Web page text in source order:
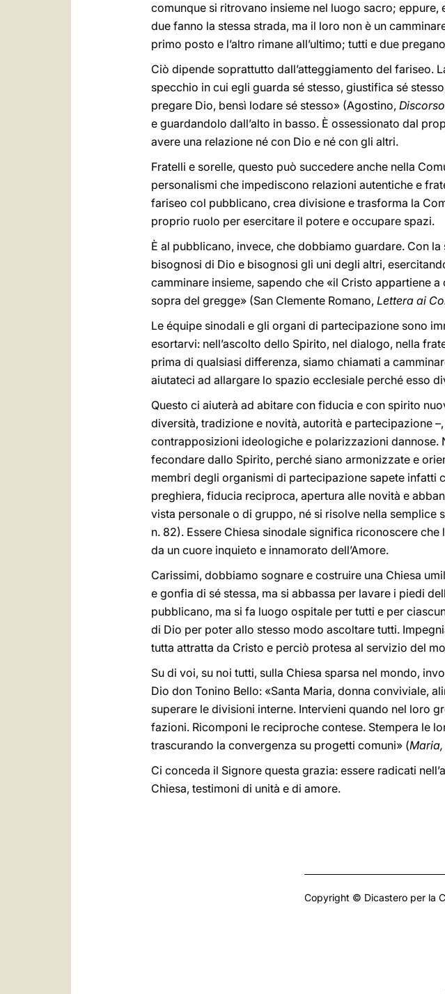
comunque si ritrovano insieme nel luogo sacro; eppure,
due fanno la stessa strada, ma il loro non è un
primo posto e l’altro rimane all’ultimo; tutti e due
Ciò dipende soprattutto dall’atteggiamento del fariseo.
specchio in cui egli guarda sé stesso, giustifica sé
pregare Dio, bensì lodare sé stesso» (Agostino, Discorso
e guardandolo dall’alto in basso. È ossessionato dal
avere una relazione né con Dio e né con gli altri.
Fratelli e sorelle, questo può succedere anche nella
personalismi che impediscono relazioni autentiche e
fariseo col pubblicano, crea divisione e trasforma la
proprio ruolo per esercitare il potere e occupare spazi.
È al pubblicano, invece, che dobbiamo guardare. Con
bisognosi di Dio e bisognosi gli uni degli altri,
camminare insieme, sapendo che «il Cristo appartiene
sopra del gregge» (San Clemente Romano, Lettera ai
Le équipe sinodali e gli organi di partecipazione sono
esortarvi: nell’ascolto dello Spirito, nel dialogo, nella
prima di qualsiasi differenza, siamo chiamati a
aiutateci ad allargare lo spazio ecclesiale perché esso
Questo ci aiuterà ad abitare con fiducia e con spirito
diversità, tradizione e novità, autorità e partecipazione
contrapposizioni ideologiche e polarizzazioni dannose.
fecondare dallo Spirito, perché siano armonizzate e
membri degli organismi di partecipazione sapete infatti
preghiera, fiducia reciproca, apertura alle novità e
vista personale o di gruppo, né si risolve nella semplice
n. 82). Essere Chiesa sinodale significa riconoscere
da un cuore inquieto e innamorato dell’Amore.
Carissimi, dobbiamo sognare e costruire una Chiesa
e gonfia di sé stessa, ma si abbassa per lavare i piedi
pubblicano, ma si fa luogo ospitale per tutti e per
di Dio per poter allo stesso modo ascoltare tutti.
tutta attratta da Cristo e perciò protesa al servizio del
Su di voi, su noi tutti, sulla Chiesa sparsa nel mondo,
Dio don Tonino Bello: «Santa Maria, donna conviviale,
superare le divisioni interne. Intervieni quando nel loro
fazioni. Ricomponi le reciproche contese. Stempera le
trascurando la convergenza su progetti comuni» (
Ci conceda il Signore questa grazia: essere radicati
Chiesa, testimoni di unità e di amore.
Copyright © Dicastero per la